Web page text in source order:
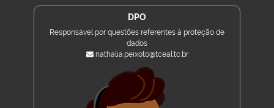
DPO
Responsável por questões referentes à proteção de
dados
nathalia.peixoto@tceal.tc.br